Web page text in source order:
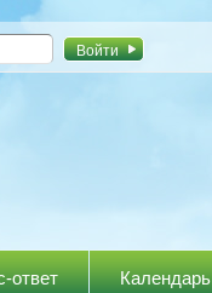
ответ Календарь